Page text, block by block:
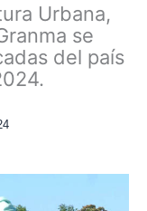
Urbana,
se
del país